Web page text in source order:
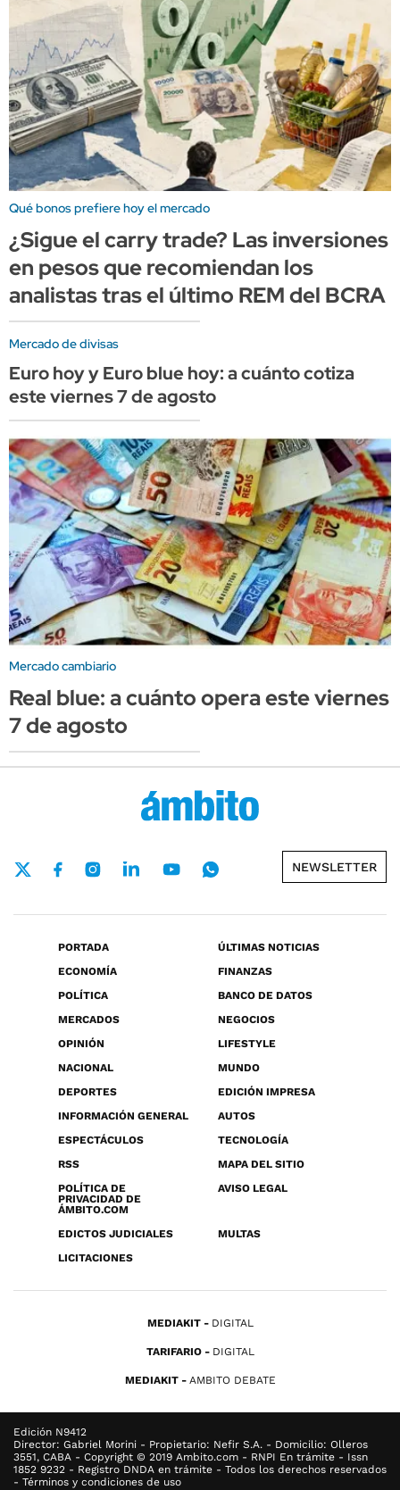
Qué bonos prefiere hoy el mercado
¿Sigue el carry trade? Las inversiones
en pesos que recomiendan los
analistas tras el último REM del BCRA
Mercado de divisas
Euro hoy y Euro blue hoy: a cuánto cotiza
este viernes 7 de agosto
Mercado cambiario
Real blue: a cuánto opera este viernes
7 de agosto
NEWSLETTER
PORTADA
ÚLTIMAS NOTICIAS
ECONOMÍA
FINANZAS
POLÍTICA
BANCO DE DATOS
MERCADOS
NEGOCIOS
OPINIÓN
LIFESTYLE
NACIONAL
MUNDO
DEPORTES
EDICIÓN IMPRESA
INFORMACIÓN GENERAL
AUTOS
ESPECTÁCULOS
TECNOLOGÍA
RSS
MAPA DEL SITIO
POLÍTICA DE
PRIVACIDAD DE
ÁMBITO.COM
AVISO LEGAL
EDICTOS JUDICIALES
MULTAS
LICITACIONES
MEDIAKIT DIGITAL
TARIFARIO DIGITAL
MEDIAKIT AMBITO DEBATE
Edición N9412
Director: Gabriel Morini - Propietario: Nefir S.A. - Domicilio: Olleros
3551, CABA - Copyright © 2019 Ambito.com - RNPI En trámite - Issn
1852 9232 - Registro DNDA en trámite - Todos los derechos reservados
- Términos y condiciones de uso